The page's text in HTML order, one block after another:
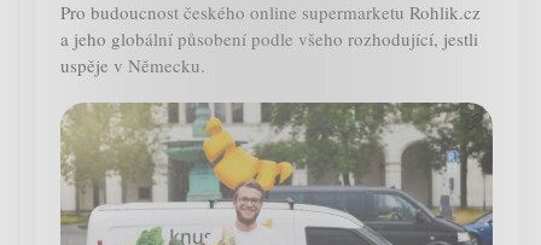
Pro budoucnost českého online supermarketu Rohlik.cz
a jeho globální působení podle všeho rozhodující, jestli
uspěje v Německu.